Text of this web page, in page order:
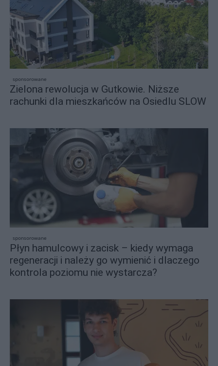
sponsorowane
Zielona rewolucja w Gutkowie. Niższe
rachunki dla mieszkańców na Osiedlu SLOW
sponsorowane
Płyn hamulcowy i zacisk – kiedy wymaga
regeneracji i należy go wymienić i dlaczego
kontrola poziomu nie wystarcza?